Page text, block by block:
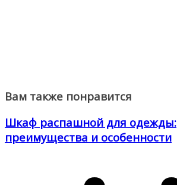
Вам также понравится
Шкаф распашной для одежды:
преимущества и особенности